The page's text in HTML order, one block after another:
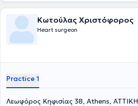
Κωτούλας Χριστόφορος
Heart surgeon
Practice 1
Λεωφόρος Κηφισίας 38, Athens, ΑΤΤΙΚΗ